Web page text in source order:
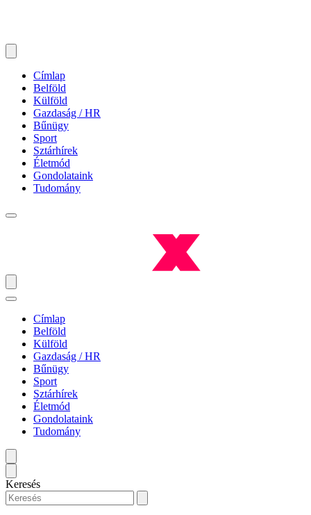
Címlap
Belföld
Külföld
Gazdaság / HR
Bűnügy
Sport
Sztárhírek
Életmód
Gondolataink
Tudomány
Címlap
Belföld
Külföld
Gazdaság / HR
Bűnügy
Sport
Sztárhírek
Életmód
Gondolataink
Tudomány
Keresés